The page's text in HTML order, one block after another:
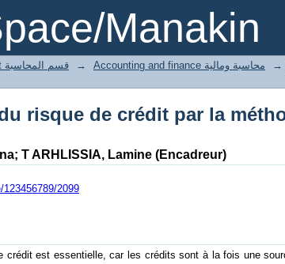
Manakin
risque de crédit par la
1 Accounting department قسم المحاسبة → Accounting and finance محاسبة ومالية →
risque de crédit par la
; T ARHLISSIA, Lamine (Encadreur)
2099
crédit est essentielle, car les crédits sont à la fois une